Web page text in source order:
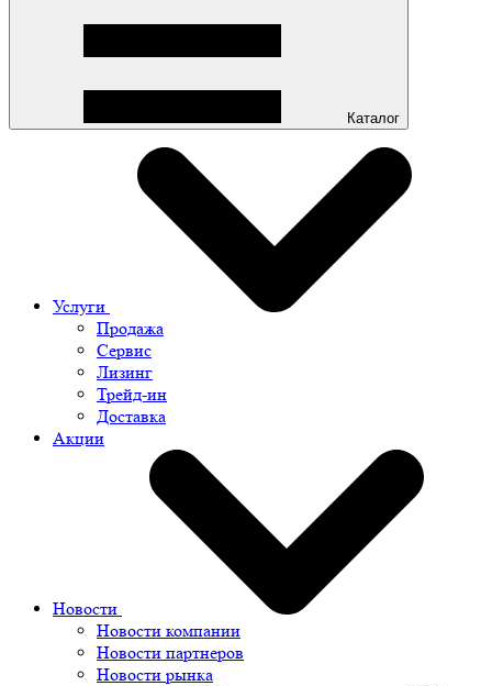
Каталог
Услуги
Продажа
Сервис
Лизинг
Трейд-ин
Доставка
Акции
Новости
Новости компании
Новости партнеров
Новости рынка